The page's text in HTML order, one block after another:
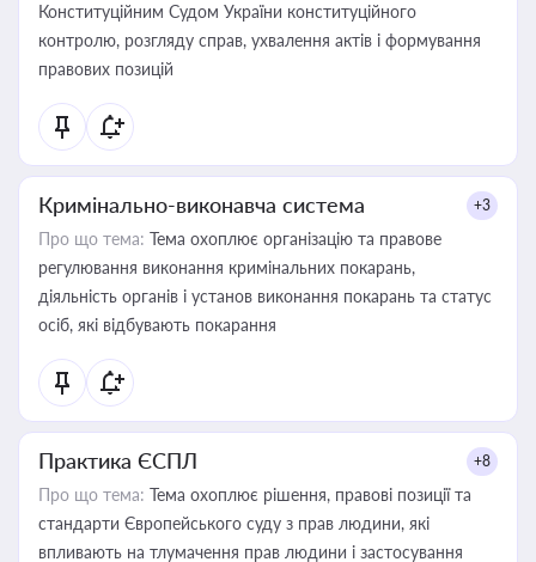
Конституційним Судом України конституційного
контролю, розгляду справ, ухвалення актів і формування
правових позицій
Кримінально-виконавча система +3
Про що тема: Тема охоплює організацію та правове
регулювання виконання кримінальних покарань,
діяльність органів і установ виконання покарань та статус
осіб, які відбувають покарання
Практика ЄСПЛ +8
Про що тема: Тема охоплює рішення, правові позиції та
стандарти Європейського суду з прав людини, які
впливають на тлумачення прав людини і застосування